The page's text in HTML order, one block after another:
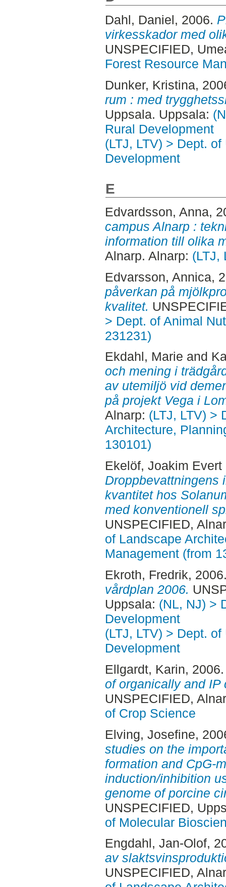
Dahl, Daniel, 2006.
virkesskador med
UNSPECIFIED,
Forest Resource
Dunker, Kristina,
rum : med
Uppsala. Uppsala:
Rural Development
(LTJ, LTV) > Dept.
Development
E
Edvardsson, Anna,
campus Alnarp :
information till olika
Alnarp. Alnarp: (LTJ,
Edvarsson, Annica,
påverkan på
kvalitet.
> Dept. of Animal
231231)
Ekdahl, Marie and
och mening i
av utemiljö vid
på projekt Vega i
Alnarp: (LTJ, LTV) >
Architecture,
130101)
Ekelöf, Joakim Evert
Droppbevattningens
kvantitet hos
med konventionell
UNSPECIFIED,
of Landscape
Management (from
Ekroth, Fredrik,
vårdplan 2006.
Uppsala: (NL, NJ) >
Development
(LTJ, LTV) > Dept.
Development
Ellgardt, Karin,
of organically and IP
UNSPECIFIED,
of Crop Science
Elving, Josefine,
studies on the
formation and CpG-
induction/inhibition
genome of porcine
UNSPECIFIED,
of Molecular
Engdahl, Jan-Olof,
av
UNSPECIFIED,